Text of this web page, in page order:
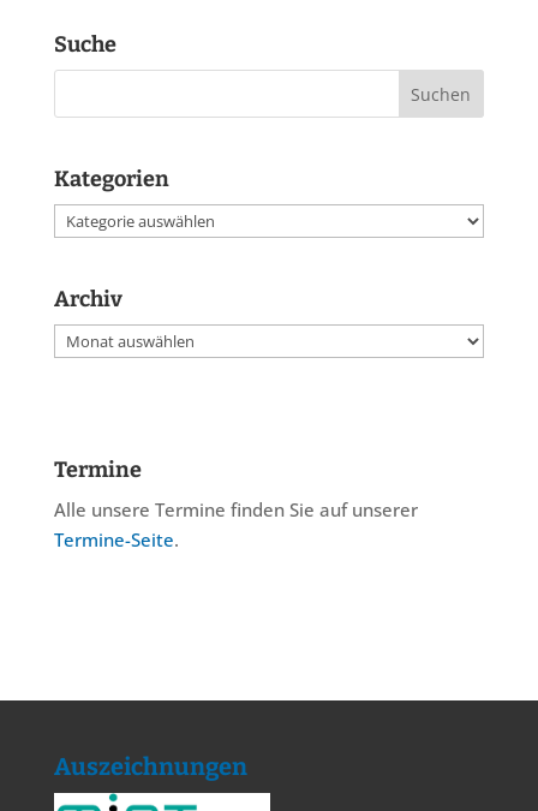
Suche
Kategorien
Kategorien
Archiv
Archiv
Termine
Alle unsere Termine finden Sie auf unserer
Termine-Seite.
Auszeichnungen